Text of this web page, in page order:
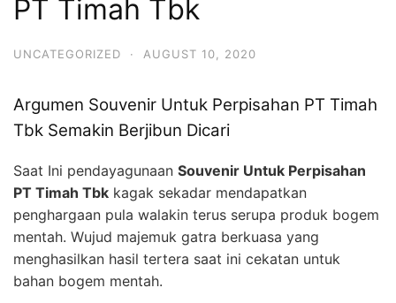
PT Timah Tbk
UNCATEGORIZED · AUGUST 10, 2020
Argumen Souvenir Untuk Perpisahan PT Timah
Tbk Semakin Berjibun Dicari
Saat Ini pendayagunaan Souvenir Untuk Perpisahan
PT Timah Tbk kagak sekadar mendapatkan
penghargaan pula walakin terus serupa produk bogem
mentah. Wujud majemuk gatra berkuasa yang
menghasilkan hasil tertera saat ini cekatan untuk
bahan bogem mentah.